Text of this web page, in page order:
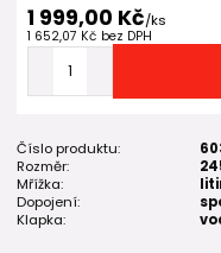
1 999,00 Kč/ks
1 652,07 Kč bez DPH
Číslo produktu:
Rozměr:
Mřížka:
Dopojení:
Klapka: